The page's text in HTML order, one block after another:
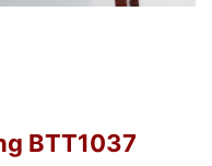
BTT1037